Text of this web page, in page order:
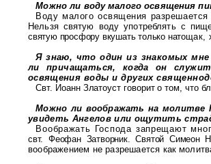
Можно ли воду малого освящения
Воду малого освящения
Нельзя святую воду употреблять с
святую просфору вкушать только натощак,
Я знаю, что один из знакомых
ли причащаться, когда он
освящения воды и других
Свт. Иоанн Златоуст говорит о том, что
Можно ли воображать на молитве
увидеть Ангелов или ощутить
Воображать Господа запрещают
свт. Феофан Затворник. СвятойСимеон
воображением не разрешается как